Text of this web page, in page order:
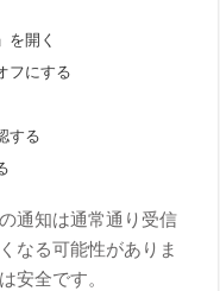
を開く
フにする
する
通知は通常通り受信
なる可能性がありま
安全です。